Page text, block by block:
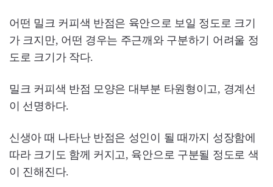
어떤 밀크 커피색 반점은 육안으로 보일 정도로 크기
가 크지만, 어떤 경우는 주근깨와 구분하기 어려울 정
도로 크기가 작다.
밀크 커피색 반점 모양은 대부분 타원형이고, 경계선
이 선명하다.
신생아 때 나타난 반점은 성인이 될 때까지 성장함에
따라 크기도 함께 커지고, 육안으로 구분될 정도로 색
이 진해진다.